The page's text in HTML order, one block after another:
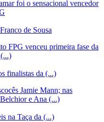
foi o sensacional vencedor
de Sousa
FPG venceu primeira fase da
finalistas da (...)
Jamie Mann; nas
e Ana (...)
na Taça da (...)